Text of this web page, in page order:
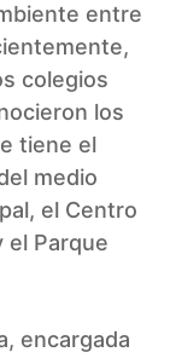
entre
colegios
los
tiene el
medio
el Centro
el Parque
encargada